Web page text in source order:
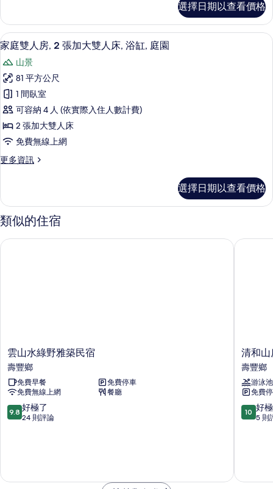
片
情
大
雙
人
床,
陽
台,
庭
園
的
所
片
雙
人
房,
張
加
大
雙
人
床,
陽
台,
園
情
選擇日期以查看價格
顯
示
家
庭
雙
人
房,
張
大
雙
人
床,
有
相
片
家庭雙人房, 2 張加大雙人床, 浴缸,
8
家庭雙人房, 2 張加大雙人床, 浴缸, 庭園
山景
81 平方公尺
1 間臥室
可容納 4 人 (依實際入住人數計費)
2 張加大雙人床
免費無線上網
更多資訊
更
雙
人
房,
張
詳
選擇日期以查看價格
類似的住宿
雲
山
水
綠
野
雅
築
雲山水綠野雅築民宿
壽豐鄉
免費早餐
免費停車
免費無線上網
餐廳
9.8
分，
極
9.8 好極了
24 則評論
雲山水綠野雅築民宿
清
和
山
房
民
宿
壽
清和山
壽豐鄉
游泳池
免費
10.0
分，
極
10 好
5 則
清和山